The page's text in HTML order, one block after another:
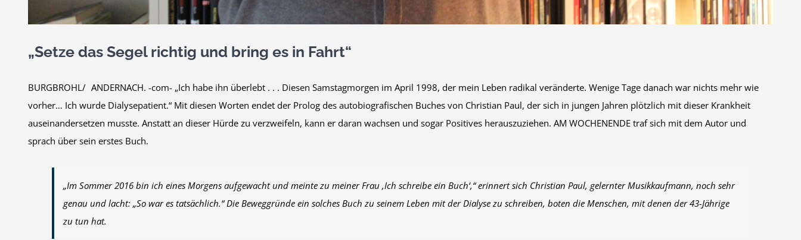
„Setze das Segel richtig und bring es in Fahrt“
BURGBROHL/ ANDERNACH. -com- „Ich habe ihn überlebt . . . Diesen Samstagmorgen im April 1998, der mein Leben radikal veränderte. Wenige Tage danach war nichts mehr wie
vorher… Ich wurde Dialysepatient.“ Mit diesen Worten endet der Prolog des autobiografischen Buches von Christian Paul, der sich in jungen Jahren plötzlich mit dieser Krankheit
auseinandersetzen musste. Anstatt an dieser Hürde zu verzweifeln, kann er daran wachsen und sogar Positives herauszuziehen. AM WOCHENENDE traf sich mit dem Autor und
sprach über sein erstes Buch.
„Im Sommer 2016 bin ich eines Morgens aufgewacht und meinte zu meiner Frau ,Ich schreibe ein Buch‘,“ erinnert sich Christian Paul, gelernter Musikkaufmann, noch sehr
genau und lacht: „So war es tatsächlich.“ Die Beweggründe ein solches Buch zu seinem Leben mit der Dialyse zu schreiben, boten die Menschen, mit denen der 43-Jährige
zu tun hat.